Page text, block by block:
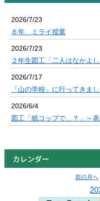
2026/7/23
６年 ミライ授業
2026/7/23
２年生図工「二人はなかよし
2026/7/17
「山の学校」に行ってきまし
2026/6/4
図工「紙コップで…？」～
カレンダー
前の月へ